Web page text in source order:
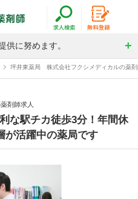
供に努めます。
坪井東薬局 株式会社フクシメディカルの薬
剤師求人
な駅チカ徒歩3分！年間休
が活躍中の薬局です